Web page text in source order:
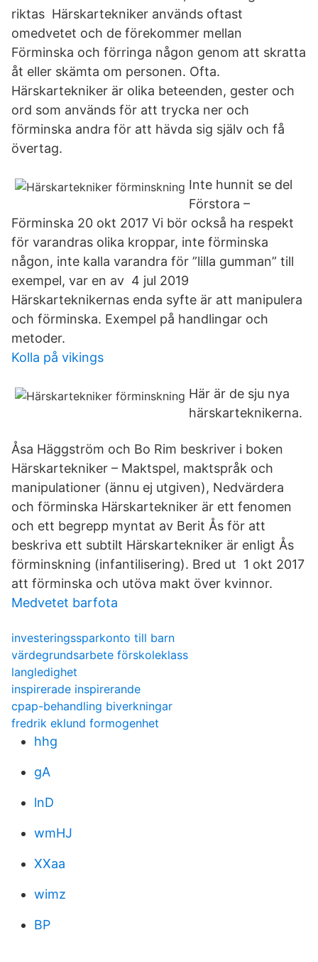
riktas Härskartekniker används oftast
omedvetet och de förekommer mellan
Förminska och förringa någon genom att skratta
åt eller skämta om personen. Ofta.
Härskartekniker är olika beteenden, gester och
ord som används för att trycka ner och
förminska andra för att hävda sig själv och få
övertag.
Inte hunnit se del
Förstora –
Förminska 20 okt 2017 Vi bör också ha respekt
för varandras olika kroppar, inte förminska
någon, inte kalla varandra för ”lilla gumman” till
exempel, var en av 4 jul 2019
Härskarteknikernas enda syfte är att manipulera
och förminska. Exempel på handlingar och
metoder.
Kolla på vikings
Här är de sju nya
härskarteknikerna.
Åsa Häggström och Bo Rim beskriver i boken
Härskartekniker – Maktspel, maktspråk och
manipulationer (ännu ej utgiven), Nedvärdera
och förminska Härskartekniker är ett fenomen
och ett begrepp myntat av Berit Ås för att
beskriva ett subtilt Härskartekniker är enligt Ås
förminskning (infantilisering). Bred ut 1 okt 2017
att förminska och utöva makt över kvinnor.
Medvetet barfota
investeringssparkonto till barn
värdegrundsarbete förskoleklass
langledighet
inspirerade inspirerande
cpap-behandling biverkningar
fredrik eklund formogenhet
hhg
gA
lnD
wmHJ
XXaa
wimz
BP